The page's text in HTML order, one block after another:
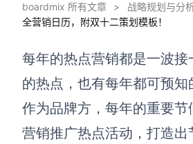
博思白板离线版
博思设计
一体化产品设计工具
博思AIPPT
AI生成PPT，支持在线编辑
boardmix 所有文章 > 战略规划与分
全营销日历，附双十二策划模板！
每年的热点营销都是一波接
的热点，也有每年都可预知
作为品牌方，每年的重要节
营销推广热点活动，打造出